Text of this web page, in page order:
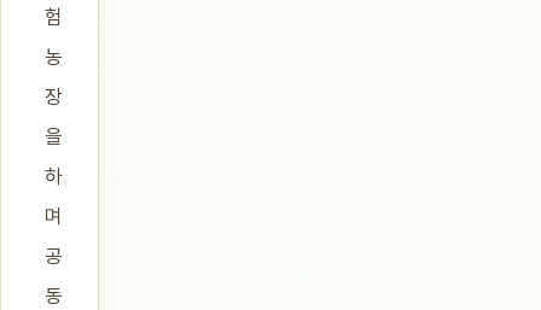
험
농
장
을
하
며
공
동